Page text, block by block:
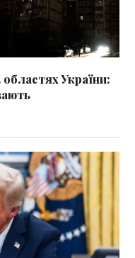
України: